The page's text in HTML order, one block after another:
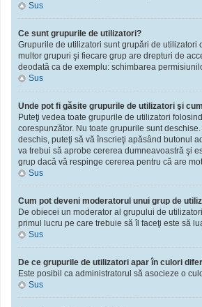
Sus
Ce sunt grupurile de utilizatori?
Grupurile de utilizatori sunt grupări de utilizatori
multor grupuri şi fiecare grup are drepturi de
deodată ca de exemplu: schimbarea
Sus
Unde pot fi găsite grupurile de utilizatori şi
Puteţi vedea toate grupurile de utilizatori
corespunzător. Nu toate grupurile sunt
deschis, puteţi să vă înscrieţi apăsând butonul
va trebui să aprobe cererea dumneavoastră şi
grup dacă vă respinge cererea pentru că are
Sus
Cum pot deveni moderatorul unui grup de
De obiecei un moderator al grupului de
primul lucru pe care trebuie să îl faceţi este să
Sus
De ce grupurile de utilizatori apar în culori
Este posibil ca administratorul să asocieze o
Sus